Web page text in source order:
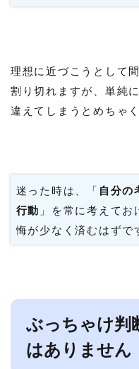
理想に近づこうとして
割り切れますが、単純
違えてしまうとめちゃ
迷った時は、「 自分の
行動 」を常に考えて
悔が少なく済むはずで
ぶっちゃけ判
はありません